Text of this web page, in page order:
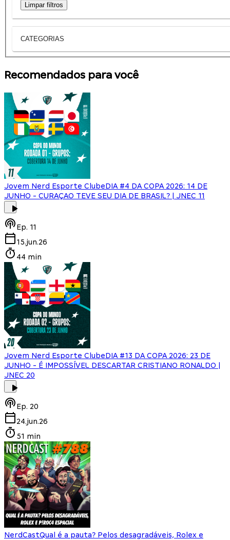
Limpar filtros
CATEGORIAS
Recomendados para você
Jovem Nerd Esporte ClubeDIA #4 DA COPA 2026: 14 DE
JUNHO - CURAÇAO TEVE SEU DIA DE BRASIL? | JNEC 11
Ep. 11
15.jun.26
44 min
Jovem Nerd Esporte ClubeDIA #13 DA COPA 2026: 23 DE
JUNHO - É IMPOSSÍVEL DESCARTAR CRISTIANO RONALDO |
JNEC 20
Ep. 20
24.jun.26
51 min
NerdCastQual é a pauta? Pelos desagradáveis, Rolex e